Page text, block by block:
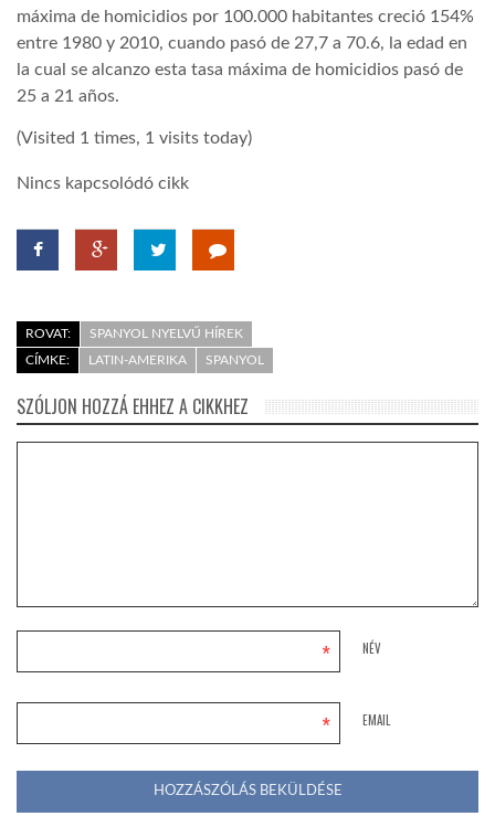
máxima de homicidios por 100.000 habitantes creció 154%
entre 1980 y 2010, cuando pasó de 27,7 a 70.6, la edad en
la cual se alcanzo esta tasa máxima de homicidios pasó de
25 a 21 años.
(Visited 1 times, 1 visits today)
Nincs kapcsolódó cikk
ROVAT:
SPANYOL NYELVŰ HÍREK
CÍMKE:
LATIN-AMERIKA SPANYOL
SZÓLJON HOZZÁ EHHEZ A CIKKHEZ
NÉV
*
EMAIL
*